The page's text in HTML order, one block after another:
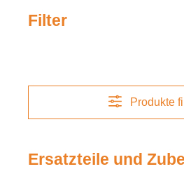
Filter
Produkte
Ersatzteile und